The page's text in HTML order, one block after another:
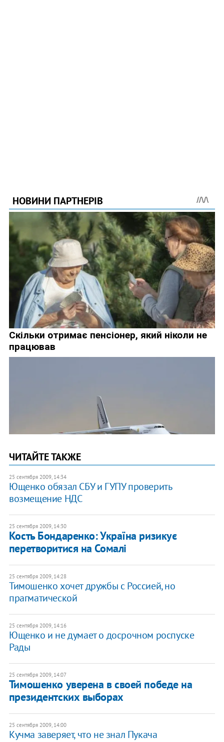
ЧИТАЙТЕ ТАКЖЕ
25 сентября 2009, 14:34
Ющенко обязал СБУ и ГУПУ проверить
возмещение НДС
25 сентября 2009, 14:30
Кость Бондаренко: Україна ризикує
перетворитися на Сомалі
25 сентября 2009, 14:28
Тимошенко хочет дружбы с Россией, но
прагматической
25 сентября 2009, 14:16
Ющенко и не думает о досрочном роспуске
Рады
25 сентября 2009, 14:07
Тимошенко уверена в своей победе на
президентских выборах
25 сентября 2009, 14:00
Кучма заверяет, что не знал Пукача